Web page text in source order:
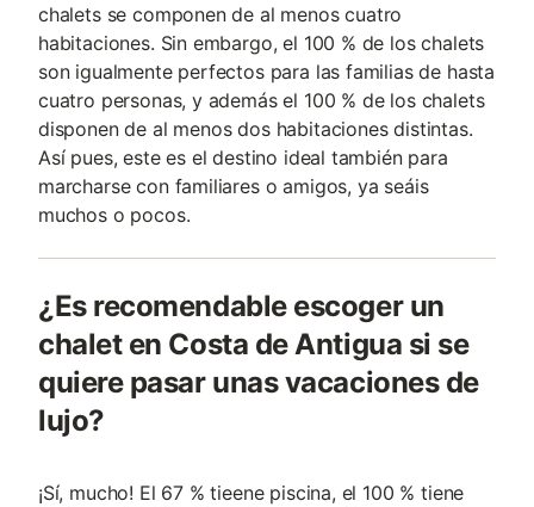
chalets se componen de al menos cuatro
habitaciones. Sin embargo, el 100 % de los chalets
son igualmente perfectos para las familias de hasta
cuatro personas, y además el 100 % de los chalets
disponen de al menos dos habitaciones distintas.
Así pues, este es el destino ideal también para
marcharse con familiares o amigos, ya seáis
muchos o pocos.
¿Es recomendable escoger un
chalet en Costa de Antigua si se
quiere pasar unas vacaciones de
lujo?
¡Sí, mucho! El 67 % tieene piscina, el 100 % tiene